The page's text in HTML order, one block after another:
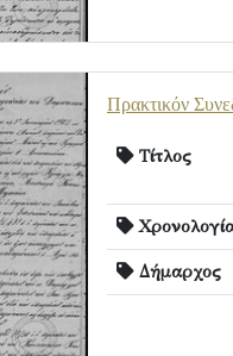
Πρακτικόν
Τίτλος
Δήμαρχος